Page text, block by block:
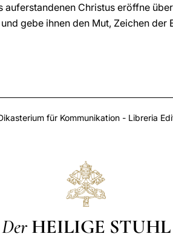
auferstandenen Christus eröffne
gebe ihnen den Mut, Zeichen
für Kommunikation - Libreria
Der HEILIGE STUHL